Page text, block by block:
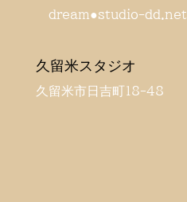
dream●studio-dd.net
久留米スタジオ
久留米市日吉町18-48